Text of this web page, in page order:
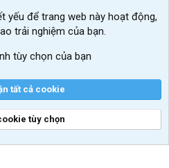
hoạt Windows/ Office miễn phí
add-ons Xenforo
mãi và tài trợ
yếu để trang web này hoạt động,
trải nghiệm của bạn.
tùy chọn của bạn
tất cả cookie
tùy chọn